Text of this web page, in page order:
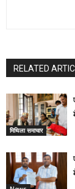
RELATED
मिथिला समाचार